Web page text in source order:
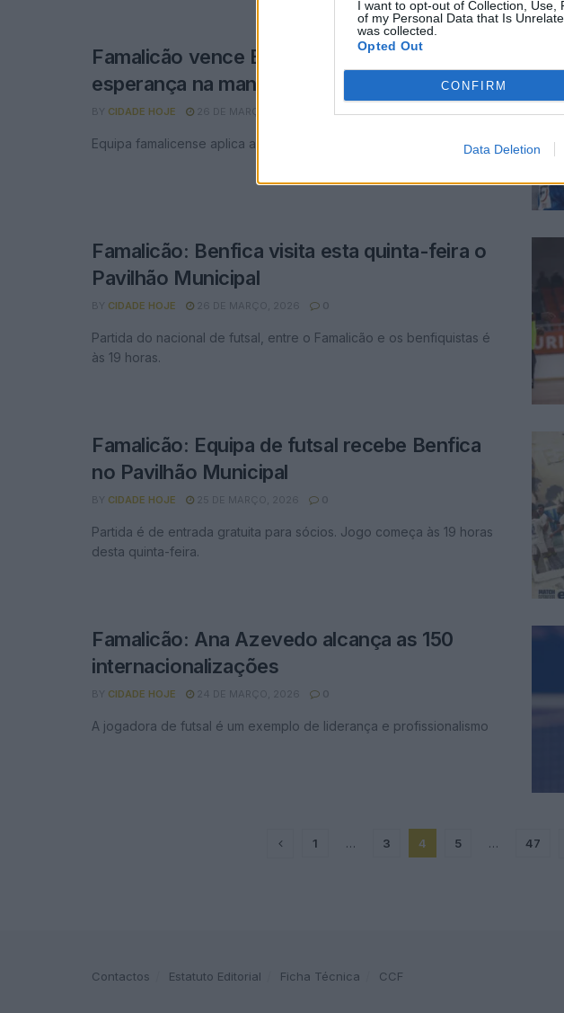
I want to opt-out of Collection, Use,
of my Personal Data that Is
was collected.
Opted Out
CONFIRM
Data Deletion
Famalicão vence Benfica e mantém acesa a
esperança na manutenção
BY CIDADE HOJE 26 DE MARÇO, 2026
Equipa famalicense aplica a primeira derrota aos benfiquistas
Famalicão: Benfica visita esta quinta-feira o
Pavilhão Municipal
BY CIDADE HOJE 26 DE MARÇO, 2026 0
Partida do nacional de futsal, entre o Famalicão e os benfiquistas é
às 19 horas.
Famalicão: Equipa de futsal recebe Benfica
no Pavilhão Municipal
BY CIDADE HOJE 25 DE MARÇO, 2026 0
Partida é de entrada gratuita para sócios. Jogo começa às 19 horas
desta quinta-feira.
Famalicão: Ana Azevedo alcança as 150
internacionalizações
BY CIDADE HOJE 24 DE MARÇO, 2026 0
A jogadora de futsal é um exemplo de liderança e profissionalismo
1 … 3 4 5 … 47
Contactos Estatuto Editorial Ficha Técnica CCF